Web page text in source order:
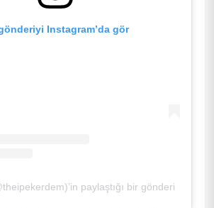
Instagram’da gör
paylaştığı bir gönderi